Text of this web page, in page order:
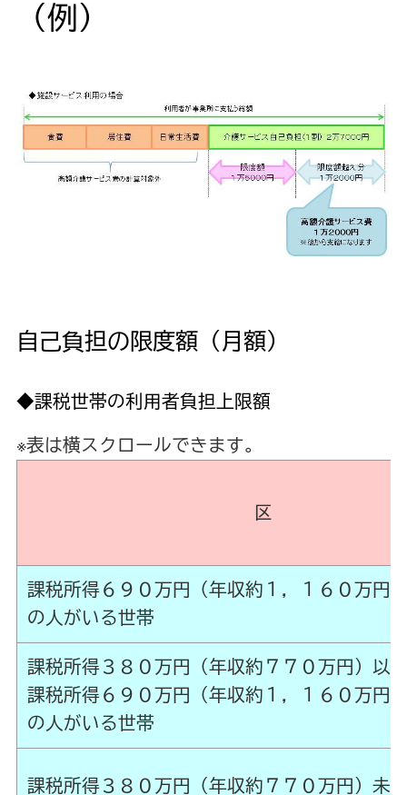
（例）
自己負担の限度額（月額）
◆課税世帯の利用者負担上限額
※表は横スクロールできます。
区
課税所得６９０万円（年収約１，１
の人がいる世帯
課税所得３８０万円（年収約７７
課税所得６９０万円（年収約１，１
の人がいる
課税所得３８０万円（年収約７